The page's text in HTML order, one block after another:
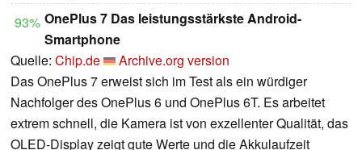
93% OnePlus 7 Das leistungsstärkste Android-
Smartphone
Quelle: Chip.de
Archive.org version
Das OnePlus 7 erweist sich im Test als ein würdiger
Nachfolger des OnePlus 6 und OnePlus 6T. Es arbeitet
extrem schnell, die Kamera ist von exzellenter Qualität, das
OLED-Display zeigt gute Werte und die Akkulaufzeit